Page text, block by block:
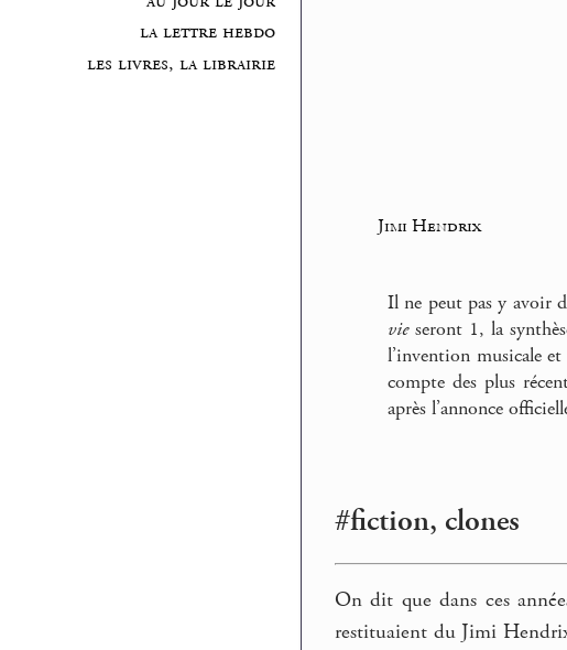
la lettre hebdo
les livres, la librairie
Jimi Hendrix
Il ne peut pas y avoir
vieseront 1, la
l’invention musicale
compte des plus
après l’annonce
#fiction, clones
On dit que dans ces
restituaient du Jimi